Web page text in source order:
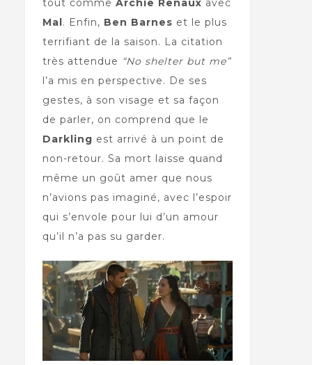
Mal. Enfin, Ben Barnes et le plus
terrifiant de la saison. La citation
très attendue “No shelter but me”
l’a mis en perspective. De ses
gestes, à son visage et sa façon
de parler, on comprend que le
Darkling est arrivé à un point de
non-retour. Sa mort laisse quand
même un goût amer que nous
n’avions pas imaginé, avec l’espoir
qui s’envole pour lui d’un amour
qu’il n’a pas su garder.